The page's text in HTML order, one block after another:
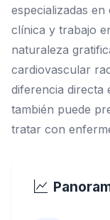
especializadas
clínica y trabajo
naturaleza
cardiovascular
diferencia directa
también puede
tratar con